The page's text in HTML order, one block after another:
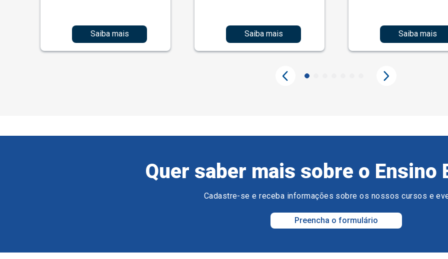
Saiba mais Saiba mais Saiba mais
Quer saber mais sobre o Ensino
Cadastre-se e receba informações sobre os nossos cursos e
Preencha o formulário